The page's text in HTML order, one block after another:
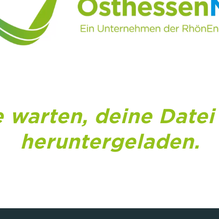
warten, deine
heruntergeladen.